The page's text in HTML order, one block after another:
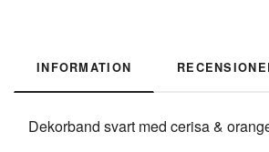
INFORMATION
Dekorband svart med cerisa &